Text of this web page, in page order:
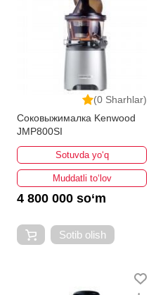
(0 Sharhlar)
Соковыжималка Kenwood
JMP800SI
Sotuvda yo‘q
Muddatli to‘lov
4 800 000 so‘m
Sotib olish